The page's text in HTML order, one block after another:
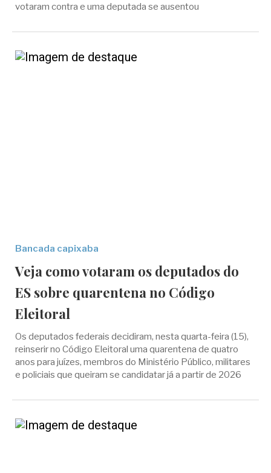
votaram contra e uma deputada se ausentou
Bancada capixaba
Veja como votaram os deputados do
ES sobre quarentena no Código
Eleitoral
Os deputados federais decidiram, nesta quarta-feira (15),
reinserir no Código Eleitoral uma quarentena de quatro
anos para juízes, membros do Ministério Público, militares
e policiais que queiram se candidatar já a partir de 2026